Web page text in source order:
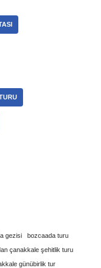
gezisi
bozcaada turu
çanakkale şehitlik turu
günübirlik tur